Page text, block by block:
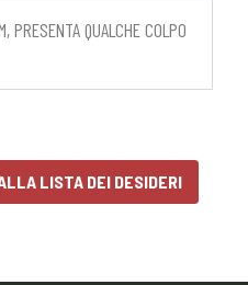
PRESENTA QUALCHE COLPO
LISTA DEI DESIDERI